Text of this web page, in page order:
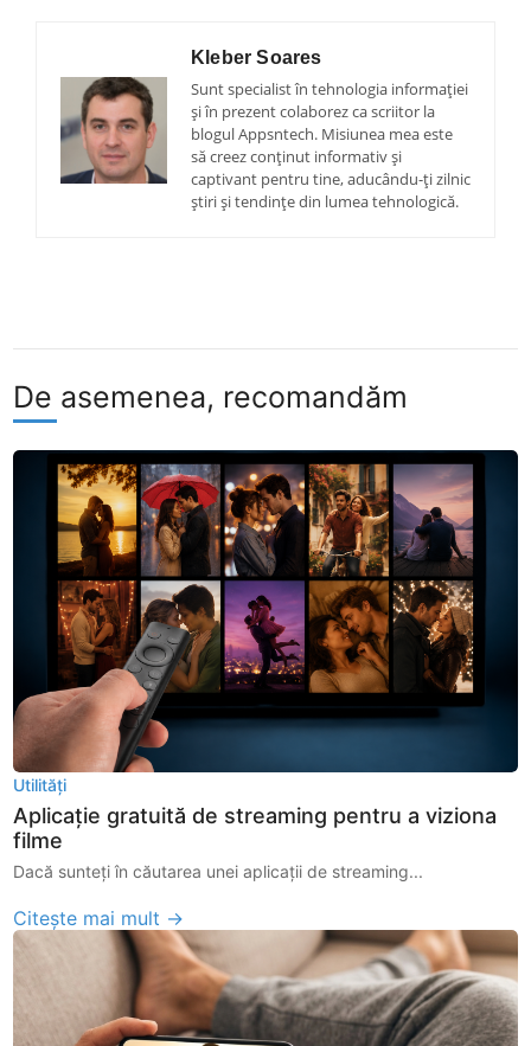
Kleber Soares
Sunt specialist în tehnologia informației
și în prezent colaborez ca scriitor la
blogul Appsntech. Misiunea mea este
să creez conținut informativ și
captivant pentru tine, aducându-ți zilnic
știri și tendințe din lumea tehnologică.
De asemenea, recomandăm
Utilități
Aplicație gratuită de streaming pentru a viziona
filme
Dacă sunteți în căutarea unei aplicații de streaming...
Citește mai mult →